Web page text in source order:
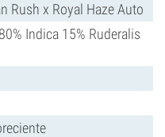
Rush x Royal Haze Auto
Indica 15% Ruderalis